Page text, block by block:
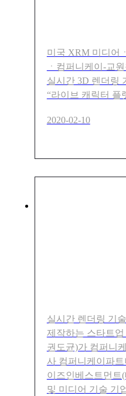
미국 XRM 미디어
ㆍ컴퍼니케이-교
실시간 3D 렌더링
“라이브 캐릭터 플
2020-02-10
실시간 렌더링 기
제작하는 스타트
권도균)가 컴퍼니
사 컴퍼니케이파
이즈인베스트먼트
및 미디어 기술 기